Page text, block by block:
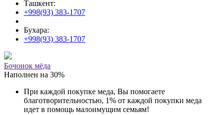
Ташкент:
+998(93) 383-1707
Бухара:
+998(93) 383-1707
Бочонок мёда
Наполнен на 30%
При каждой покупке меда, Вы помогаете
благотворительностью, 1% от каждой покупки меда
идет в помощь малоимущим семьям!